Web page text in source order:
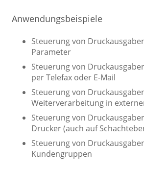
Anwendungsbeispiele
Steuerung von
Parameter
Steuerung von
per Telefax oder E-Mail
Steuerung von
Weiterverarbeitung in
Steuerung von
Drucker (auch auf
Steuerung von
Kundengruppen